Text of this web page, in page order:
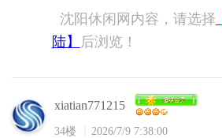
沈阳休闲网内容，请选择
陆】
后浏览！
xiatian771215
34楼 2026/7/9 7:38:00